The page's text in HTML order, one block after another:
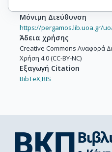
Μόνιμη Διεύθυνση
https://pergamos.lib.uoa.gr/
Άδεια χρήσης
Creative Commons Αναφορά
Χρήση 4.0 (CC-BY-NC)
Εξαγωγή Citation
BibTeX,RIS